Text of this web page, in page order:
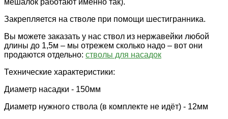
мешалок работают именно так).
Закрепляется на стволе при помощи шестигранника.
Вы можете заказать у нас ствол из нержавейки любой
длины до 1,5м – мы отрежем сколько надо – вот они
продаются отдельно: стволы для насадок
Технические характеристики:
Диаметр насадки - 150мм
Диаметр нужного ствола (в комплекте не идёт) - 12мм